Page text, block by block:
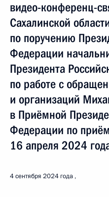
видео-конференц-
Сахалинской
по поручению
Федерации
Президента
по работе с
и организаций
в Приёмной
Федерации по
16 апреля 2024
4 сентября 2024 года